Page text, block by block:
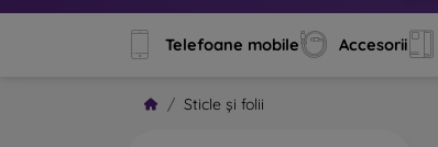
Telefoane mobile Accesorii
Sticle și folii